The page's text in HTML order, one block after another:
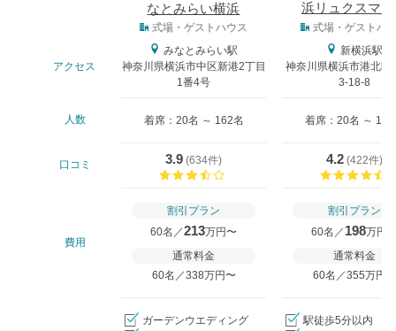
なとみらい横浜
浜リュクスマ
ージュ
式場・ゲストハウス 式場・ゲストハ
アクセス
みなとみらい駅
神奈川県横浜市中区新港2丁目
1番4号
新横浜駅
神奈川県横浜市港北区
3-18-8
人数 着席：20名 ～ 162名 着席：20名 ～ 120
口コミ 3.9 (634件)
4.2 (422件)
費用
割引プラン
60名／213万円〜
通常料金
60名／338万円〜
割引プラン
60名／ 198万円
通常料金
60名／355万円〜
ガーデンウエディング
駅徒歩5分以内